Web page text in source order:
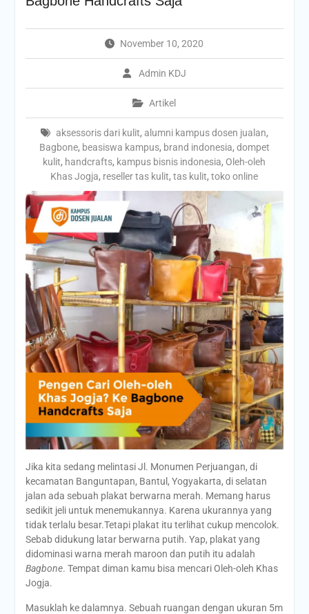
November 10, 2020
Admin KDJ
Artikel
aksessoris dari kulit, alumni kampus dosen jualan,
Bagbone, beasiswa kampus, brand indonesia, dompet
kulit, handcrafts, kampus bisnis indonesia, Oleh-oleh
Khas Jogja, reseller tas kulit,tas kulit,toko online
Jika kita sedang melintasi Jl. Monumen Perjuangan, di
kecamatan Banguntapan, Bantul, Yogyakarta, di selatan
jalan ada sebuah plakat berwarna merah. Memang harus
sedikit jeli untuk menemukannya. Karena ukurannya yang
tidak terlalu besar.Tetapi plakat itu terlihat cukup mencolok.
Sebab didukung latar berwarna putih. Yap, plakat yang
didominasi warna merah maroon dan putih itu adalah
Bagbone. Tempat diman kamu bisa mencari Oleh-oleh Khas
Jogja.
Masuklah ke dalamnya. Sebuah ruangan dengan ukuran 5m